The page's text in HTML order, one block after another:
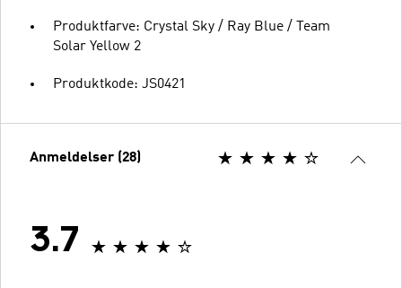
Produktfarve: Crystal Sky / Ray Blue / Team
Solar Yellow 2
Produktkode: JS0421
Anmeldelser (28)
3.7